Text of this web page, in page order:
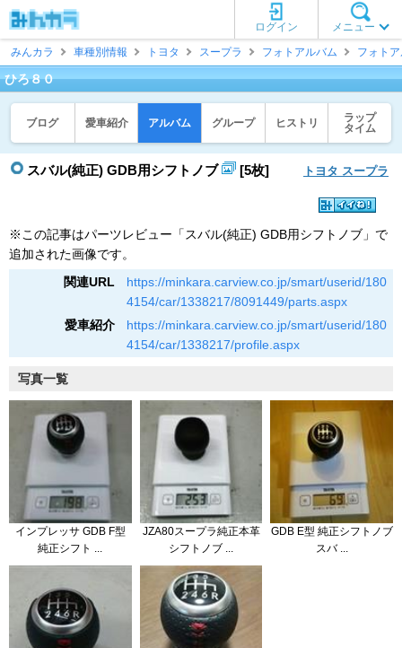
メニュー
ログイン
みんカラ
車種別情報 トヨタ スープラ フォトアルバム フォト
ひろ８０
ブログ 愛車紹介 アルバム グループ ヒストリ
ラップ
タイム
スバル(純正) GDB用シフトノブ [5枚] トヨタ スープラ
※この記事はパーツレビュー「スバル(純正) GDB用シフトノブ」で
追加された画像です。
関連URL
https://minkara.carview.co.jp/smart/userid/180
4154/car/1338217/8091449/parts.aspx
愛車紹介
https://minkara.carview.co.jp/smart/userid/180
4154/car/1338217/profile.aspx
写真一覧
インプレッサ GDB F型
純正シフト ...
JZA80スープラ純正本革
シフトノブ ...
GDB E型 純正シフトノブ
スバ ...